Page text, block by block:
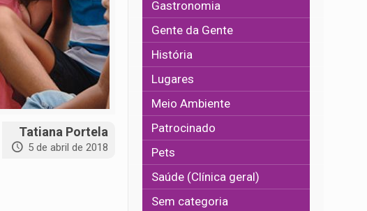
Tatiana Portela
5 de abril de 2018
Gastronomia
Gente da Gente
História
Lugares
Meio Ambiente
Patrocinado
Pets
Saúde (Clínica geral)
Sem categoria